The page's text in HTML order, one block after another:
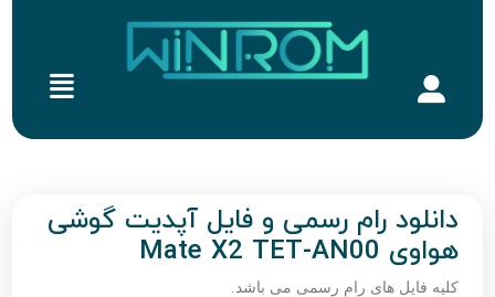
دانلود رام رسمی و فایل آپدیت گوشی
هواوی Mate X2 TET-AN00
کلیه فایل های رام رسمی می باشد.